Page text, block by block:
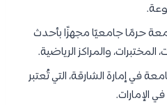
حرمًا جامعيًا مجهزًا بأحدث
والمراكز الرياضية.
في إمارة الشارقة، التي تُعتبر
الإمارات.